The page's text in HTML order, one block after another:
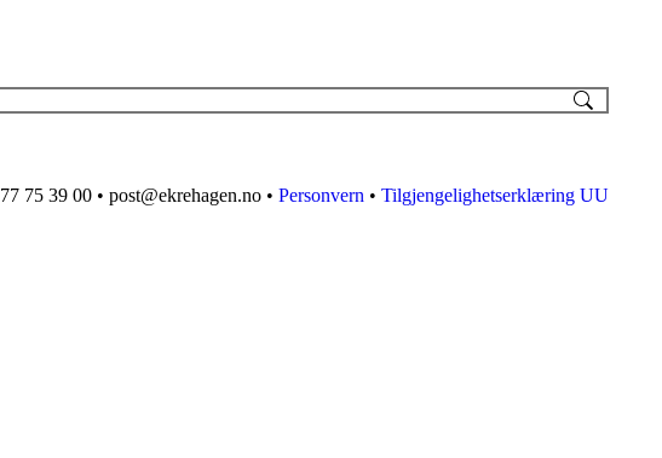
75 39 00 • post@ekrehagen.no • Personvern • Tilgjengelighetserklæring UU